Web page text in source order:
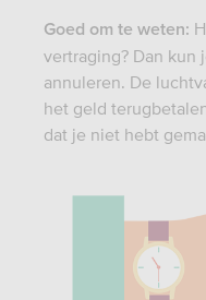
Goed om te weten:
vertraging? Dan kun
annuleren. De
het geld
dat je niet hebt